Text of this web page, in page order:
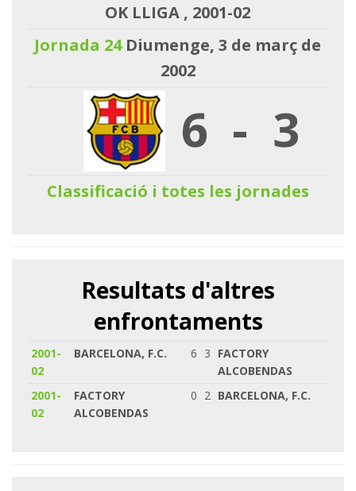
OK LLIGA , 2001-02
Jornada 24Diumenge, 3 de març de
2002
6 - 3
Classificació i totes les jornades
Resultats d'altres
enfrontaments
2001-
02
BARCELONA, F.C. 6 3 FACTORY
ALCOBENDAS
2001-
02
FACTORY
ALCOBENDAS
0 2 BARCELONA, F.C.